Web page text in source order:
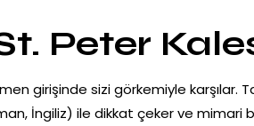
Peter
girişinde sizi görkemiyle karşılar.
İngiliz) ile dikkat çeker ve